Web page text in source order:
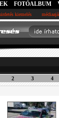
FOTÓALBUM
kiemelés
2 3 4